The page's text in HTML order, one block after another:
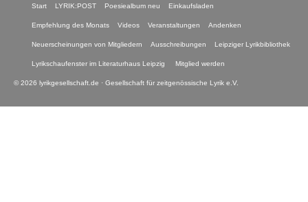
Start LYRIK:POST Poesiealbum neu Einkaufsladen
Empfehlung des Monats Videos Veranstaltungen Andenken
Neuerscheinungen von Mitgliedern Ausschreibungen Leipziger Lyrikbibliothek
Lyrikschaufenster im Literaturhaus Leipzig Mitglied werden
© 2026 lyrikgesellschaft.de · Gesellschaft für zeitgenössische Lyrik e.V.